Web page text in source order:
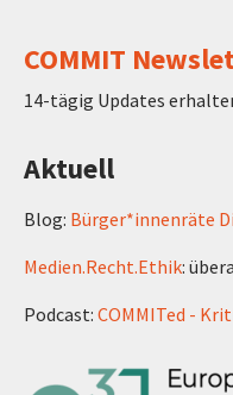
COMMIT
14-tägig Updates
Aktuell
Blog: Bürger*innenräte
Medien.Recht.Ethik:
Podcast: COMMITed -